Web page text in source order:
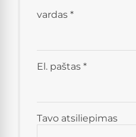
Tavo atsiliepimas
vardas *
El. paštas *